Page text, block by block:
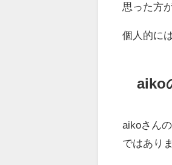
思った方
個人的に
aiko
aikoさん
ではあり